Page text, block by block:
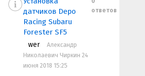
датчиков Depo
Racing Subaru
Forester SF5
wer
Александр
Николаевич Чиркин 24
июня 2018 15:25
ответов